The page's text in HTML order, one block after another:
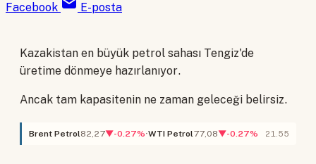
Facebook
E-posta
Kazakistan en büyük petrol sahası Tengiz'de
üretime dönmeye hazırlanıyor.
Ancak tam kapasitenin ne zaman geleceği belirsiz.
Brent Petrol82,27▼-0.27% WTI Petrol77,08▼-0.27% 21.55